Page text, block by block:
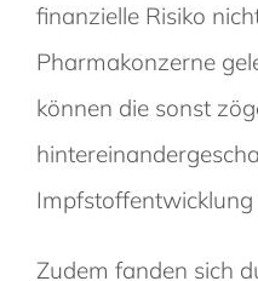
finanzielle Risiko
Pharmakonzerne
können die sonst
Zudem fanden sich